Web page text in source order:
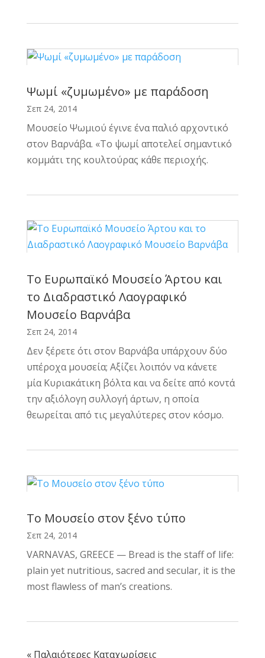
Ψωμί «ζυμωμένο» με παράδοση
Σεπ 24, 2014
Μουσείο Ψωμιού έγινε ένα παλιό αρχοντικό
στον Βαρνάβα. «Το ψωμί αποτελεί σημαντικό
κομμάτι της κουλτούρας κάθε περιοχής.
Το Ευρωπαϊκό Μουσείο Άρτου και
το Διαδραστικό Λαογραφικό
Μουσείο Βαρνάβα
Σεπ 24, 2014
Δεν ξέρετε ότι στον Βαρνάβα υπάρχουν δύο
υπέροχα μουσεία; Αξίζει λοιπόν να κάνετε
μία Κυριακάτικη βόλτα και να δείτε από κοντά
την αξιόλογη συλλογή άρτων, η οποία
θεωρείται από τις μεγαλύτερες στον κόσμο.
Tο Μουσείο στον ξένο τύπο
Σεπ 24, 2014
VARNAVAS, GREECE — Bread is the staff of life:
plain yet nutritious, sacred and secular, it is the
most flawless of man’s creations.
« Παλαιότερες Καταχωρίσεις